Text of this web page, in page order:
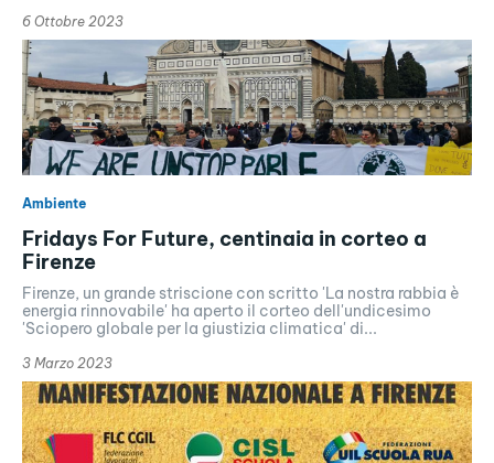
6 Ottobre 2023
Ambiente
Fridays For Future, centinaia in corteo a
Firenze
Firenze, un grande striscione con scritto 'La nostra rabbia è
energia rinnovabile' ha aperto il corteo dell'undicesimo
'Sciopero globale per la giustizia climatica' di...
3 Marzo 2023